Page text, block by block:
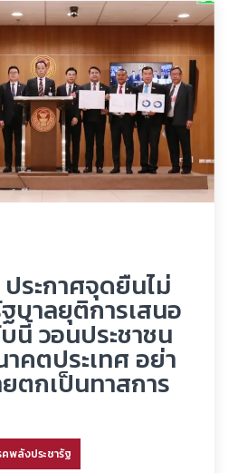
ระกาศจุดยืนไม่
ฐบาลยุติการเสนอ
นี้ วอนประชาชน
คตประเทศ อย่า
ตกเป็นทาสการ
พลังประชารัฐ